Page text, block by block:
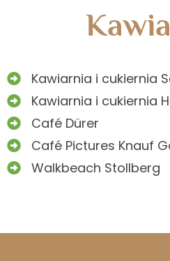
Kawiarnia i cukiernia
Kawiarnia i cukiernia
Café Dürer
Café Pictures Knauf
Walkbeach Stollberg